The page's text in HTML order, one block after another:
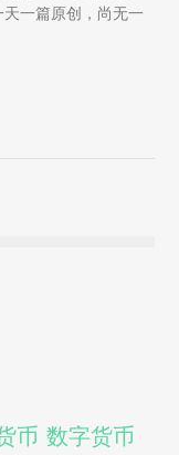
一篇原创，尚无一
币 数字货币